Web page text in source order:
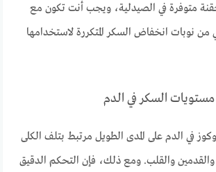
متوفرة في الصيدلية، ويجب أنت تكون مع
نوبات انخفاض السكر المتكررة لاستخدامها
السكر في الدم
في الدم على المدى الطويل مرتبط بتلف الكلى
والقدمين والقلب. ومع ذلك، فإن التحكم الدقيق